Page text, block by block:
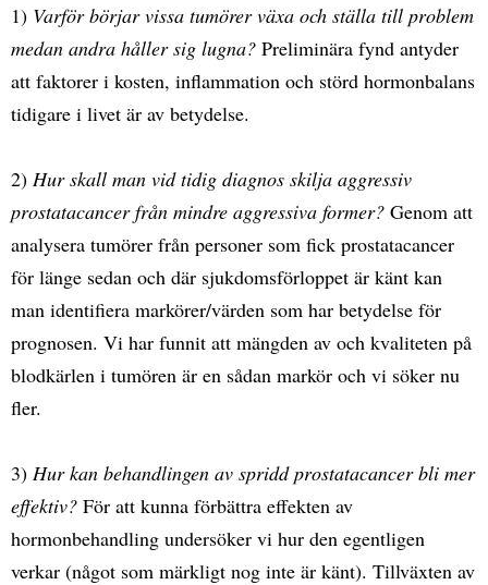
1) Varför börjar vissa tumörer växa och ställa till problem
medan andra håller sig lugna? Preliminära fynd antyder
att faktorer i kosten, inflammation och störd hormonbalans
tidigare i livet är av betydelse.
2) Hur skall man vid tidig diagnos skilja aggressiv
prostatacancer från mindre aggressiva former? Genom att
analysera tumörer från personer som fick prostatacancer
för länge sedan och där sjukdomsförloppet är känt kan
man identifiera markörer/värden som har betydelse för
prognosen. Vi har funnit att mängden av och kvaliteten på
blodkärlen i tumören är en sådan markör och vi söker nu
fler.
3) Hur kan behandlingen av spridd prostatacancer bli mer
effektiv? För att kunna förbättra effekten av
hormonbehandling undersöker vi hur den egentligen
verkar (något som märkligt nog inte är känt). Tillväxten av